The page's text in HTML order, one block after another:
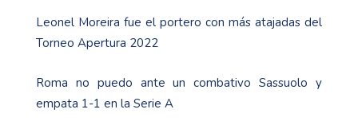
Leonel Moreira fue el portero con más atajadas del
Torneo Apertura 2022
Roma no puedo ante un combativo Sassuolo y
empata 1-1 en la Serie A